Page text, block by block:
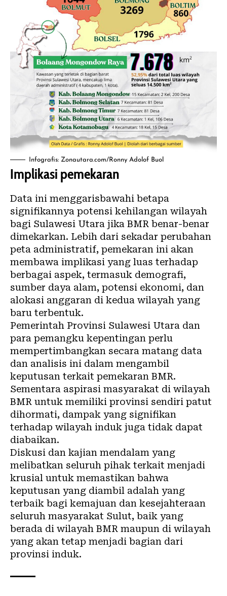
Infografis: Zonautara.com/Ronny Adolof Buol
Implikasi pemekaran
Data ini menggarisbawahi betapa
signifikannya potensi kehilangan wilayah
bagi Sulawesi Utara jika BMR benar-benar
dimekarkan. Lebih dari sekadar perubahan
peta administratif, pemekaran ini akan
membawa implikasi yang luas terhadap
berbagai aspek, termasuk demografi,
sumber daya alam, potensi ekonomi, dan
alokasi anggaran di kedua wilayah yang
baru terbentuk.
Pemerintah Provinsi Sulawesi Utara dan
para pemangku kepentingan perlu
mempertimbangkan secara matang data
dan analisis ini dalam mengambil
keputusan terkait pemekaran BMR.
Sementara aspirasi masyarakat di wilayah
BMR untuk memiliki provinsi sendiri patut
dihormati, dampak yang signifikan
terhadap wilayah induk juga tidak dapat
diabaikan.
Diskusi dan kajian mendalam yang
melibatkan seluruh pihak terkait menjadi
krusial untuk memastikan bahwa
keputusan yang diambil adalah yang
terbaik bagi kemajuan dan kesejahteraan
seluruh masyarakat Sulut, baik yang
berada di wilayah BMR maupun di wilayah
yang akan tetap menjadi bagian dari
provinsi induk.